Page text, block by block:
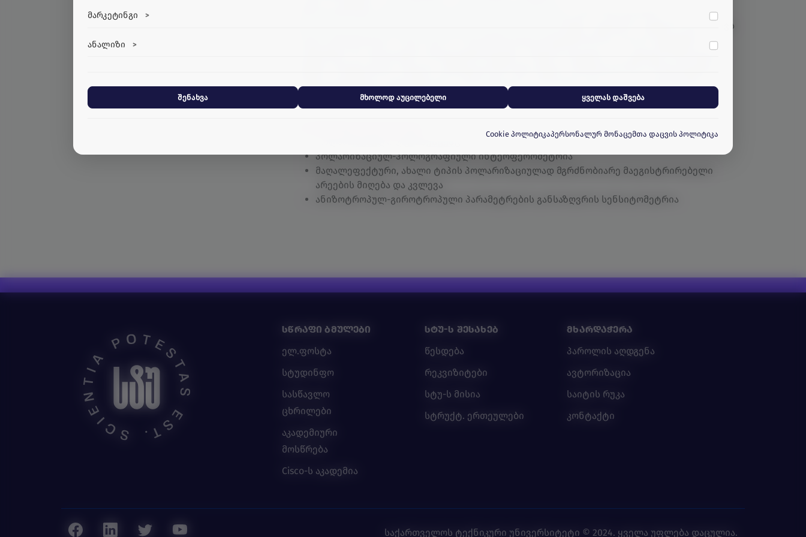
ჩვენი კვლევითი ჯგუფის მიერ. მაქვს
თვისებების ოპტიმიზაცია.
პოლარიზაციულ-ჰოლოგრაფიული ინტერფერომეტრია
მაღალეფექტური, ახალი ტიპის პოლარიზაციულად მგრძნობიარე მაეგისტრირებელი
არეების მიღება და კვლევა
ანიზოტროპულ-გიროტროპული პარამეტრების განსაზღვრის სენსიტომეტრია
ᲡᲬᲠᲐᲤᲘ ᲑᲛᲣᲚᲔᲑᲘ
ელ.ფოსტა
სტუდინფო
სასწავლო
ცხრილები
აკადემიური
მოსწრება
Cisco-ს აკადემია
ᲡᲢᲣ-Ს ᲨᲔᲡᲐᲮᲔᲑ
წესდება
რეკვიზიტები
სტუ-ს მისია
სტრუქტ. ერთეულები
ᲛᲮᲐᲠᲓᲐᲭᲔᲠᲐ
პაროლის აღდგენა
ავტორიზაცია
საიტის რუკა
კონტაქტი
საქართველოს ტექნიკური უნივერსიტეტი © 2024. ყველა უფლება დაცულია.
ვებსაიტის გამართული ფუნქციონირებისთვის აუცილებელი ქუქი-ფაილები.
მარკეტინგი >
მარკეტინგული ქუქი-ფაილები გვეხმარება პერსონალიზებული კონტენტისა და რეკლამების მიწოდებაში.
ანალიზი >
შენახვა მხოლოდ აუცილებელი ყველას დაშვება
Cookie პოლიტიკაპერსონალურ მონაცემთა დაცვის პოლიტიკა